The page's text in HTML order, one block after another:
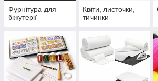
Фурнітура для
біжутерії
Квіти, листочки,
тичинки